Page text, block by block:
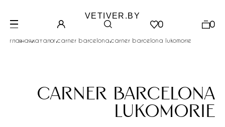
VETIVER.BY
0 0
главная.каталог.carner barcelona.carner barcelona lukomorie
carner barcelona
lukomorie